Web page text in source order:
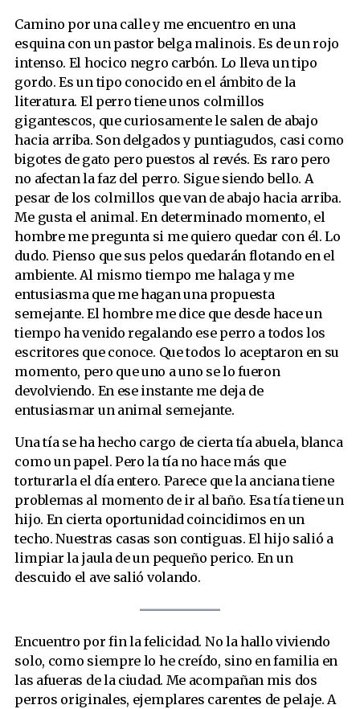
Camino por una calle y me encuentro en una
esquina con un pastor belga malinois. Es de un rojo
intenso. El hocico negro carbón. Lo lleva un tipo
gordo. Es un tipo conocido en el ámbito de la
literatura. El perro tiene unos colmillos
gigantescos, que curiosamente le salen de abajo
hacia arriba. Son delgados y puntiagudos, casi como
bigotes de gato pero puestos al revés. Es raro pero
no afectan la faz del perro. Sigue siendo bello. A
pesar de los colmillos que van de abajo hacia arriba.
Me gusta el animal. En determinado momento, el
hombre me pregunta si me quiero quedar con él. Lo
dudo. Pienso que sus pelos quedarán flotando en el
ambiente. Al mismo tiempo me halaga y me
entusiasma que me hagan una propuesta
semejante. El hombre me dice que desde hace un
tiempo ha venido regalando ese perro a todos los
escritores que conoce. Que todos lo aceptaron en su
momento, pero que uno a uno se lo fueron
devolviendo. En ese instante me deja de
entusiasmar un animal semejante.
Una tía se ha hecho cargo de cierta tía abuela, blanca
como un papel. Pero la tía no hace más que
torturarla el día entero. Parece que la anciana tiene
problemas al momento de ir al baño. Esa tía tiene un
hijo. En cierta oportunidad coincidimos en un
techo. Nuestras casas son contiguas. El hijo salió a
limpiar la jaula de un pequeño perico. En un
descuido el ave salió volando.
Encuentro por fin la felicidad. No la hallo viviendo
solo, como siempre lo he creído, sino en familia en
las afueras de la ciudad. Me acompañan mis dos
perros originales, ejemplares carentes de pelaje. A